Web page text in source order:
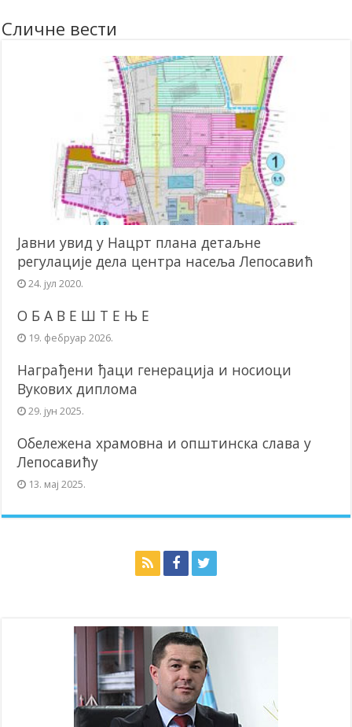
Сличне вести
Јавни увид у Нацрт плана детаљне
регулације дела центра насеља Лепосавић
24. јул 2020.
О Б А В Е Ш Т Е Њ Е
19. фебруар 2026.
Награђени ђаци генерација и носиоци
Вукових диплома
29. јун 2025.
Обележена храмовна и општинска слава у
Лепосавићу
13. мај 2025.